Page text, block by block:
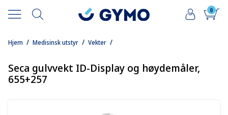
0
/
Hjem /
Medisinsk utstyr /
Vekter
Seca gulvvekt ID-Display og høydemåler,
655+257